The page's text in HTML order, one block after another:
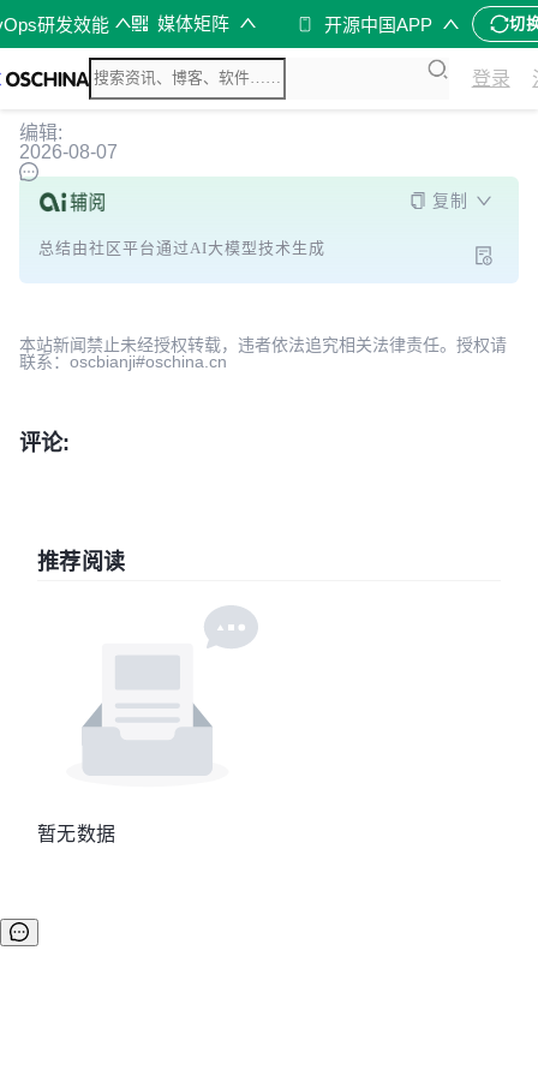
研发效能 媒体矩阵 开源中国APP 切
登录
编辑:
2026-08-07
复制
总结由社区平台通过AI大模型技术生成
本站新闻禁止未经授权转载，违者依法追究相关法律责任。授权请
联系：oscbianji#oschina.cn
评论:
推荐阅读
暂无数据